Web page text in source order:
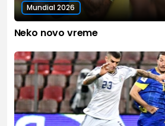
Mundial 2026
Neko novo vreme